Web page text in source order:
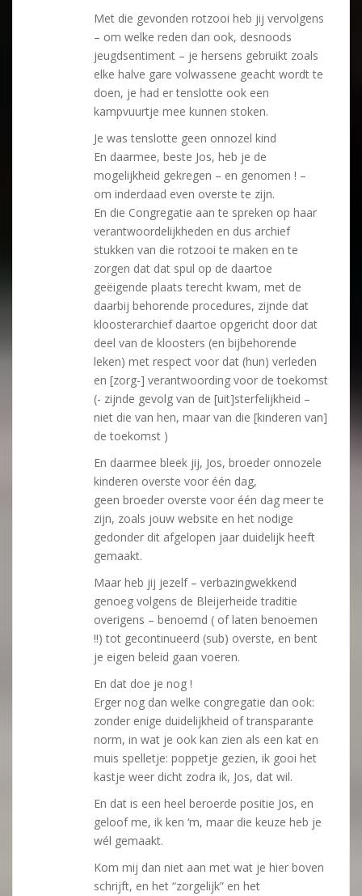
Met die gevonden rotzooi heb jij vervolgens
– om welke reden dan ook, desnoods
jeugdsentiment – je hersens gebruikt zoals
elke halve gare volwassene geacht wordt te
doen, je had er tenslotte ook een
kampvuurtje mee kunnen stoken.
Je was tenslotte geen onnozel kind
En daarmee, beste Jos, heb je de
mogelijkheid gekregen – en genomen ! –
om inderdaad even overste te zijn.
En die Congregatie aan te spreken op haar
verantwoordelijkheden en dus archief
stukken van die rotzooi te maken en te
zorgen dat dat spul op de daartoe
geëigende plaats terecht kwam, met de
daarbij behorende procedures, zijnde dat
kloosterarchief daartoe opgericht door dat
deel van de kloosters (en bijbehorende
leken) met respect voor dat (hun) verleden
en [zorg-] verantwoording voor de toekomst
(- zijnde gevolg van de [uit]sterfelijkheid –
niet die van hen, maar van die [kinderen van]
de toekomst )
En daarmee bleek jij, Jos, broeder onnozele
kinderen overste voor één dag,
geen broeder overste voor één dag meer te
zijn, zoals jouw website en het nodige
gedonder dit afgelopen jaar duidelijk heeft
gemaakt.
Maar heb jij jezelf – verbazingwekkend
genoeg volgens de Bleijerheide traditie
overigens – benoemd ( of laten benoemen
!!) tot gecontinueerd (sub) overste, en bent
je eigen beleid gaan voeren.
En dat doe je nog !
Erger nog dan welke congregatie dan ook:
zonder enige duidelijkheid of transparante
norm, in wat je ook kan zien als een kat en
muis spelletje: poppetje gezien, ik gooi het
kastje weer dicht zodra ik, Jos, dat wil.
En dat is een heel beroerde positie Jos, en
geloof me, ik ken ‘m, maar die keuze heb je
wél gemaakt.
Kom mij dan niet aan met wat je hier boven
schrijft, en het “zorgelijk” en het